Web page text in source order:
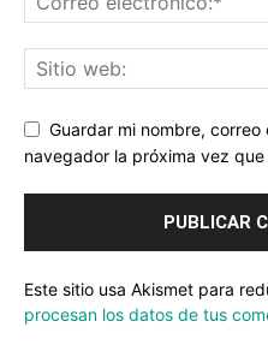
Guardar mi nombre,
navegador la próxima vez
Este sitio usa Akismet para
procesan los datos de tus